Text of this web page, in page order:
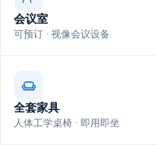
会议室
可预订 · 视像会议设备
全套家具
人体工学桌椅 · 即用即坐